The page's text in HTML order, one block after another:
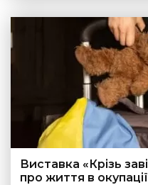
Виставка «Крізь
про життя в